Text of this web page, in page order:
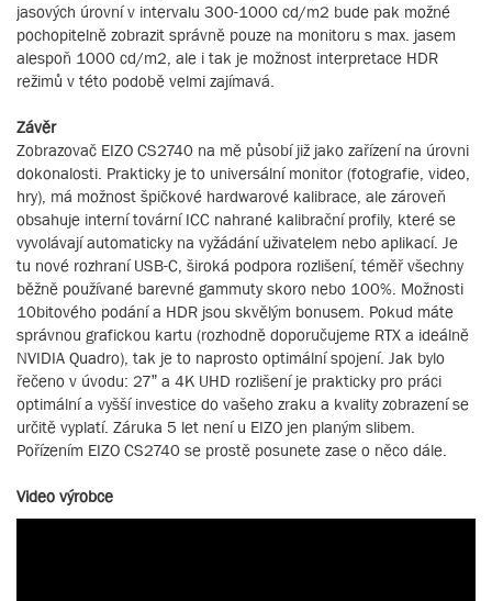
jasových úrovní v intervalu 300-1000 cd/m2 bude pak možné
pochopitelně zobrazit správně pouze na monitoru s max. jasem
alespoň 1000 cd/m2, ale i tak je možnost interpretace HDR
režimů v této podobě velmi zajímavá.
Závěr
Zobrazovač EIZO CS2740 na mě působí již jako zařízení na úrovni
dokonalosti. Prakticky je to universální monitor (fotografie, video,
hry), má možnost špičkové hardwarové kalibrace, ale zároveň
obsahuje interní tovární ICC nahrané kalibrační profily, které se
vyvolávají automaticky na vyžádání uživatelem nebo aplikací. Je
tu nové rozhraní USB-C, široká podpora rozlišení, téměř všechny
běžně používané barevné gammuty skoro nebo 100%. Možnosti
10bitového podání a HDR jsou skvělým bonusem. Pokud máte
správnou grafickou kartu (rozhodně doporučujeme RTX a ideálně
NVIDIA Quadro), tak je to naprosto optimální spojení. Jak bylo
řečeno v úvodu: 27” a 4K UHD rozlišení je prakticky pro práci
optimální a vyšší investice do vašeho zraku a kvality zobrazení se
určitě vyplatí. Záruka 5 let není u EIZO jen planým slibem.
Pořízením EIZO CS2740 se prostě posunete zase o něco dále.
Video výrobce